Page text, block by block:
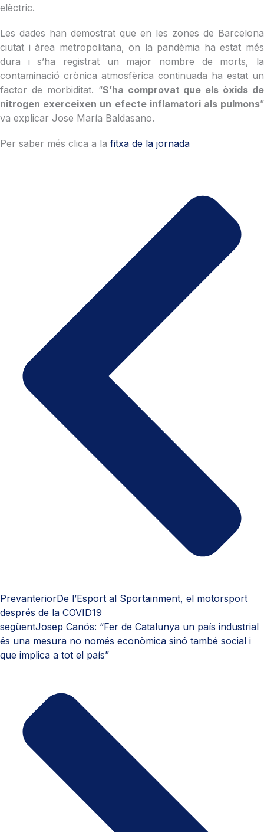
elèctric.
Les dades han demostrat que en les zones de Barcelona
ciutat i àrea metropolitana, on la pandèmia ha estat més
dura i s’ha registrat un major nombre de morts, la
contaminació crònica atmosfèrica continuada ha estat un
factor de morbiditat. “S’ha comprovat que els òxids de
nitrogen exerceixen un efecte inflamatori als pulmons”
va explicar Jose María Baldasano.
Per saber més clica a la fitxa de la jornada
PrevanteriorDe l’Esport al Sportainment, el motorsport
després de la COVID19
següentJosep Canós: “Fer de Catalunya un país industrial
és una mesura no només econòmica sinó també social i
que implica a tot el país”